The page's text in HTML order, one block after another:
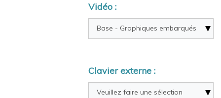
Vidéo :
Clavier externe :